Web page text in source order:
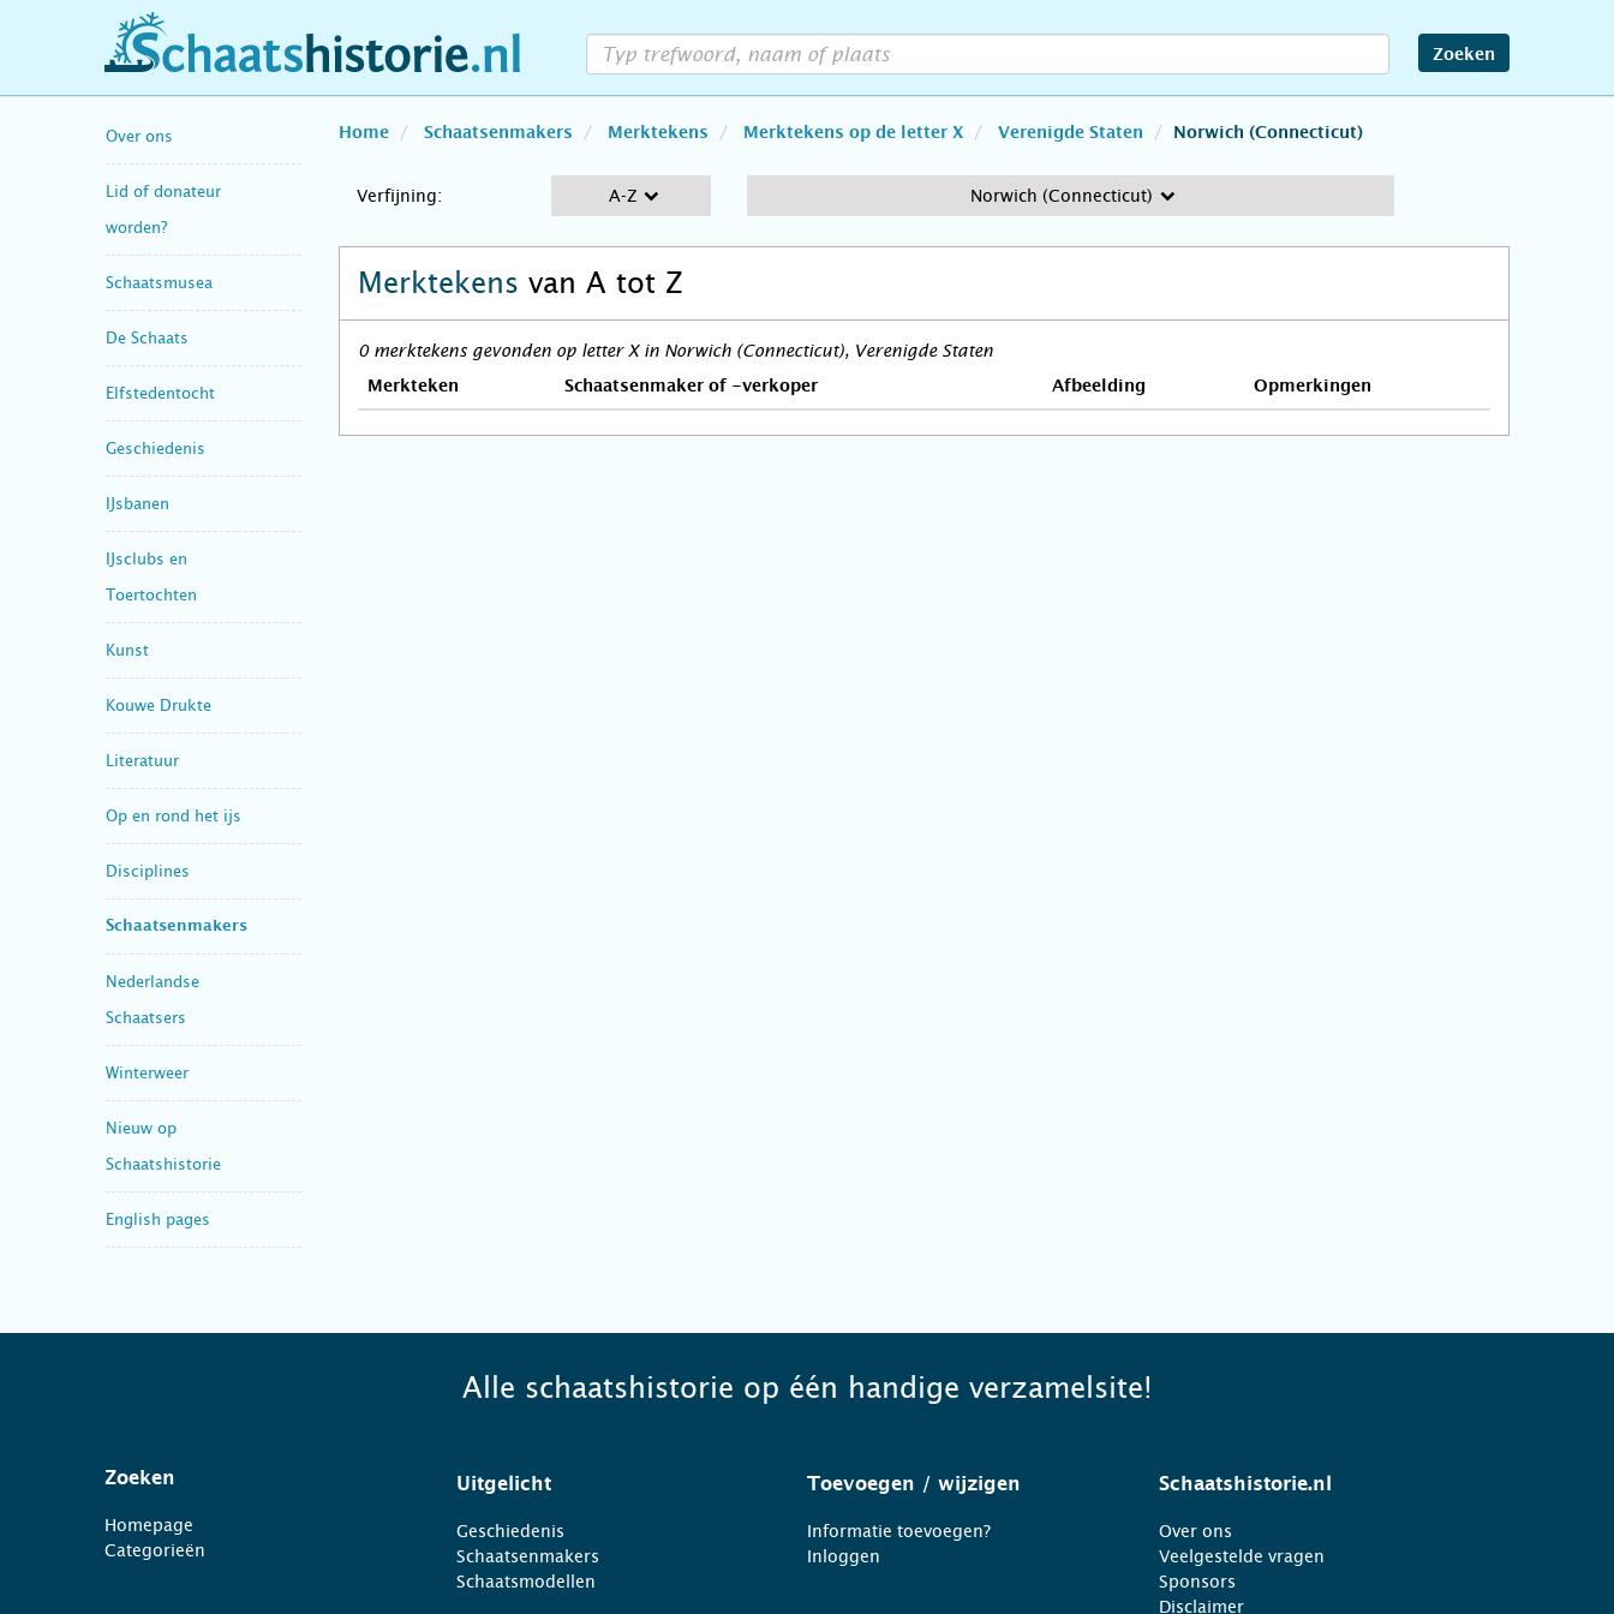
schaatshistorie.nl Zoeken
Over ons
Lid of donateur
worden?
Schaatsmusea
De Schaats
Elfstedentocht
Geschiedenis
IJsbanen
IJsclubs en
Toertochten
Kunst
Kouwe Drukte
Literatuur
Op en rond het ijs
Disciplines
Schaatsenmakers
Nederlandse
Schaatsers
Winterweer
Nieuw op
Schaatshistorie
English pages
Home Schaatsenmakers Merktekens Merktekens op de letter X Verenigde Staten Norwich (Connecticut)
Verfijning: A-Z Norwich (Connecticut)
Merktekens van A tot Z
0 merktekens gevonden op letter X in Norwich (Connecticut), Verenigde Staten
Merkteken Schaatsenmaker of -verkoper Afbeelding Opmerkingen
Alle schaatshistorie op één handige verzamelsite!
Zoeken
Homepage
Categorieën
Uitgelicht
Geschiedenis
Schaatsenmakers
Schaatsmodellen
Toevoegen / wijzigen
Informatie toevoegen?
Inloggen
Schaatshistorie.nl
Over ons
Veelgestelde vragen
Sponsors
Disclaimer